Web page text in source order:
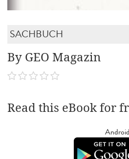
SACHBUCH
By GEO Magazin
Read this eBook for
Android